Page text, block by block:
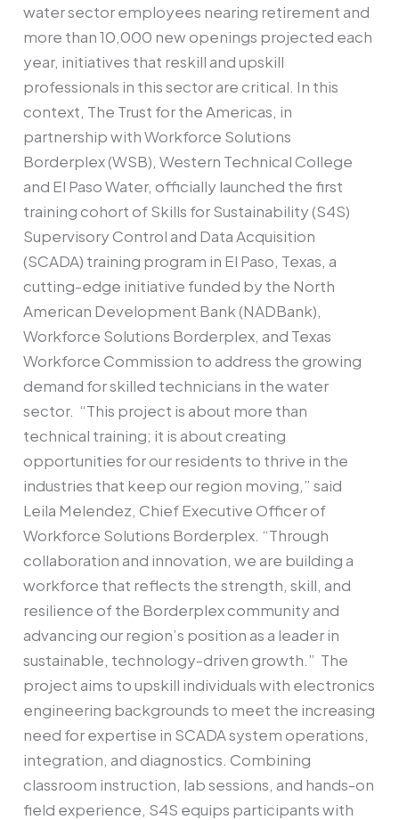
water sector employees nearing retirement and
more than 10,000 new openings projected each
year, initiatives that reskill and upskill
professionals in this sector are critical. In this
context, The Trust for the Americas, in
partnership with Workforce Solutions
Borderplex (WSB), Western Technical College
and El Paso Water, officially launched the first
training cohort of Skills for Sustainability (S4S)
Supervisory Control and Data Acquisition
(SCADA) training program in El Paso, Texas, a
cutting-edge initiative funded by the North
American Development Bank (NADBank),
Workforce Solutions Borderplex, and Texas
Workforce Commission to address the growing
demand for skilled technicians in the water
sector. “This project is about more than
technical training; it is about creating
opportunities for our residents to thrive in the
industries that keep our region moving,” said
Leila Melendez, Chief Executive Officer of
Workforce Solutions Borderplex. “Through
collaboration and innovation, we are building a
workforce that reflects the strength, skill, and
resilience of the Borderplex community and
advancing our region’s position as a leader in
sustainable, technology-driven growth.” The
project aims to upskill individuals with electronics
engineering backgrounds to meet the increasing
need for expertise in SCADA system operations,
integration, and diagnostics. Combining
classroom instruction, lab sessions, and hands-on
field experience, S4S equips participants with